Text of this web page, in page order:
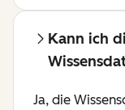
Kann ich
Ja, die